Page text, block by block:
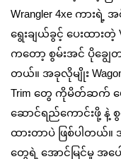
Wrangler 4xe ကားရဲ့
ရွေးချယ်ခွင့် ပေးထားတဲ့
ကတော့ စွမ်းအင် ပိုချွေတ
တယ်။ အခုလိုမျိုး
Trim တွေ ကိုမိတ်ဆက် ပ
ဆောင်ရည်ကောင်းဖို့ နဲ့
ထားတာပဲ ဖြစ်ပါတ
တွေရဲ့ အောင်မြင်မှု အပေ